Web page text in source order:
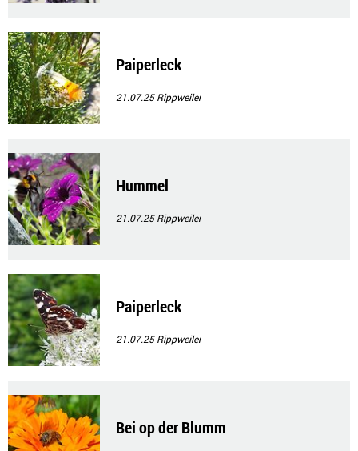
Paiperleck
21.07.25Rippweiler
Hummel
21.07.25Rippweiler
Paiperleck
21.07.25Rippweiler
Bei op der Blumm